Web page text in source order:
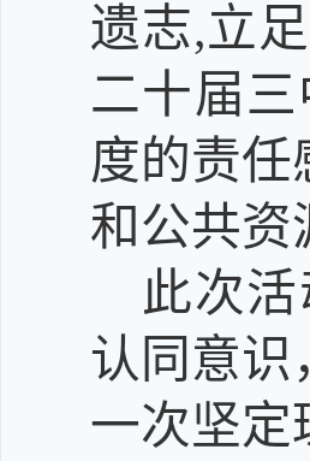
遗志,立
二十届
度的责任
和公共资
此次
认同意识
一次坚定